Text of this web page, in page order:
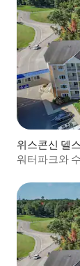
위스콘신 델
워터파크와